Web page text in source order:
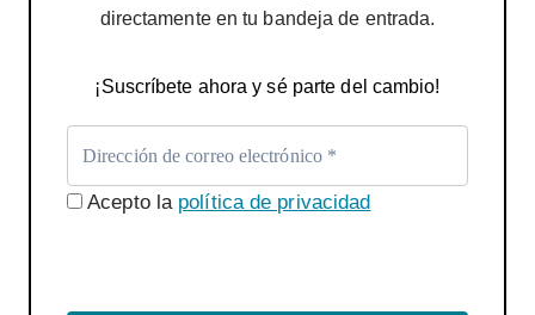
directamente en tu bandeja de entrada.
¡Suscríbete ahora y sé parte del cambio!
Acepto la política de privacidad